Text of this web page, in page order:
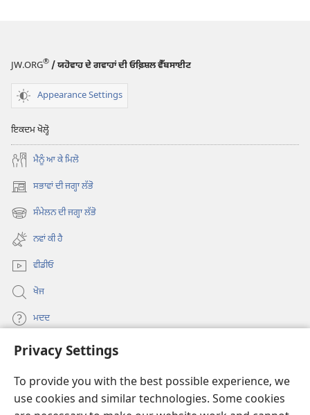
Privacy Settings
To provide you with the best possible experience, we
use cookies and similar technologies. Some cookies
JW.ORG® / ਯਹੋਵਾਹ ਦੇ ਗਵਾਹਾਂ ਦੀ ਓਫ਼ਿਸ਼ਲ ਵੈੱਬਸਾਈਟ
Appearance Settings
ਇਕਦਮ ਖੋਲ੍ਹੋ
ਮੈਨੂੰ ਆ ਕੇ ਮਿਲੋ
ਸਭਾਵਾਂ ਦੀ ਜਗ੍ਹਾ ਲੱਭੋ
(opens
new
window)
ਸੰਮੇਲਨ ਦੀ ਜਗ੍ਹਾ ਲੱਭੋ
(opens
new
window)
ਨਵਾਂ ਕੀ ਹੈ
ਵੀਡੀਓ
ਖੋਜ
ਮਦਦ
ਦਾਨ
new
window)Watchtower ONLINE LIBRARY™
(opens